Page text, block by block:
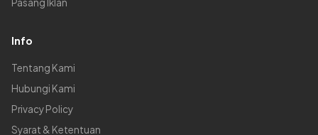
Info
Tentang Kami
Hubungi Kami
Privacy Policy
Syarat & Ketentuan